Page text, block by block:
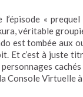
l’épisode « prequel
véritable
est tombée aux
Et c’est à juste
personnages
Console Virtuelle